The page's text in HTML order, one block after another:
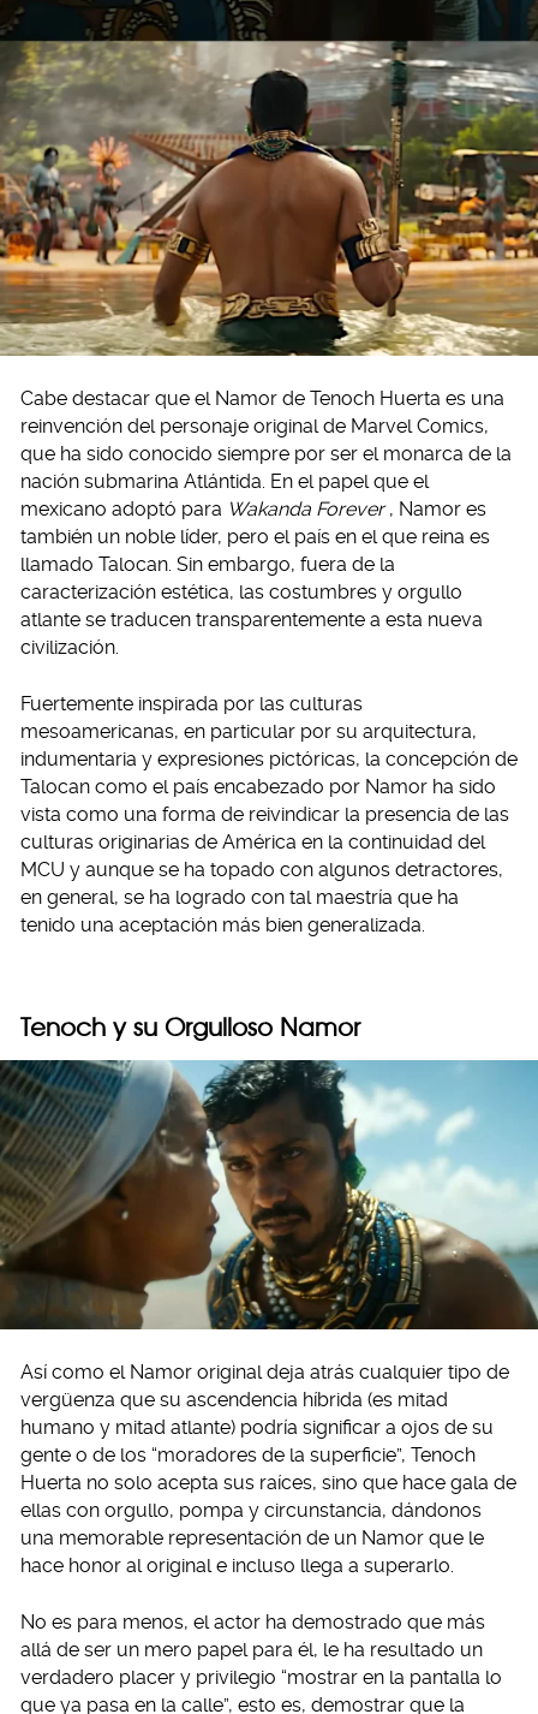
Cabe destacar que el Namor de Tenoch Huerta es una
reinvención del personaje original de Marvel Comics,
que ha sido conocido siempre por ser el monarca de la
nación submarina Atlántida. En el papel que el
mexicano adoptó para Wakanda Forever , Namor es
también un noble líder, pero el país en el que reina es
llamado Talocan. Sin embargo, fuera de la
caracterización estética, las costumbres y orgullo
atlante se traducen transparentemente a esta nueva
civilización.
Fuertemente inspirada por las culturas
mesoamericanas, en particular por su arquitectura,
indumentaria y expresiones pictóricas, la concepción de
Talocan como el país encabezado por Namor ha sido
vista como una forma de reivindicar la presencia de las
culturas originarias de América en la continuidad del
MCU y aunque se ha topado con algunos detractores,
en general, se ha logrado con tal maestría que ha
tenido una aceptación más bien generalizada.
Tenoch y su Orgulloso Namor
Así como el Namor original deja atrás cualquier tipo de
vergüenza que su ascendencia híbrida (es mitad
humano y mitad atlante) podría significar a ojos de su
gente o de los “moradores de la superficie”, Tenoch
Huerta no solo acepta sus raíces, sino que hace gala de
ellas con orgullo, pompa y circunstancia, dándonos
una memorable representación de un Namor que le
hace honor al original e incluso llega a superarlo.
No es para menos, el actor ha demostrado que más
allá de ser un mero papel para él, le ha resultado un
verdadero placer y privilegio “mostrar en la pantalla lo
que ya pasa en la calle”, esto es, demostrar que la